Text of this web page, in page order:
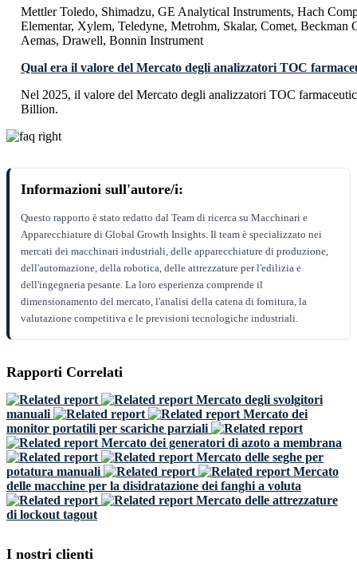
Mettler Toledo, Shimadzu, GE Analytical Instruments, Hach
Elementar, Xylem, Teledyne, Metrohm, Skalar, Comet, Beckman
Aemas, Drawell, Bonnin Instrument
Qual era il valore del Mercato degli analizzatori TOC
Nel 2025, il valore del Mercato degli analizzatori TOC
Billion.
Informazioni sull'autore/i:
Questo rapporto è stato redatto dal Team di ricerca su Macchinari e
Apparecchiature di Global Growth Insights. Il team è specializzato nei
mercati dei macchinari industriali, delle apparecchiature di produzione,
dell'automazione, della robotica, delle attrezzature per l'edilizia e
dell'ingegneria pesante. La loro esperienza comprende il
dimensionamento del mercato, l'analisi della catena di fornitura, la
valutazione competitiva e le previsioni tecnologiche industriali.
Rapporti Correlati
Mercato degli svolgitori
manuali
Mercato dei
monitor portatili per scariche parziali
Mercato dei generatori di azoto a membrana
Mercato delle seghe per
potatura manuali
Mercato
delle macchine per la disidratazione dei fanghi a voluta
Mercato delle attrezzature
di lockout tagout
I nostri clienti